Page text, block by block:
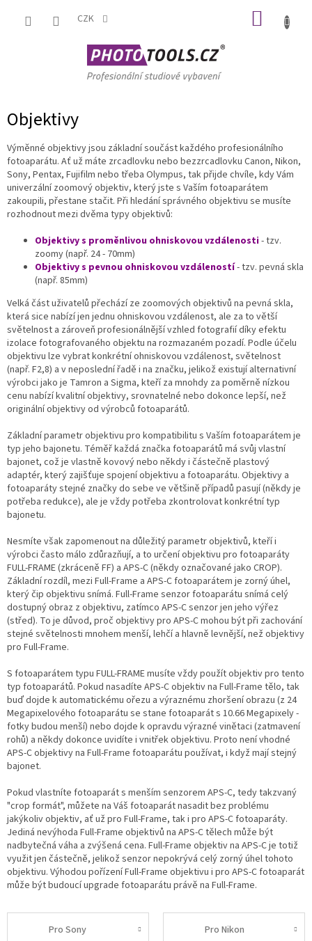
CZK
Objektivy
Výměnné objektivy jsou základní součást každého profesionálního
fotoaparátu. Ať už máte zrcadlovku nebo bezzrcadlovku Canon, Nikon,
Sony, Pentax, Fujifilm nebo třeba Olympus, tak přijde chvíle, kdy Vám
univerzální zoomový objektiv, který jste s Vaším fotoaparátem
zakoupili, přestane stačit. Při hledání správného objektivu se musíte
rozhodnout mezi dvěma typy objektivů:
Objektivy s proměnlivou ohniskovou vzdálenosti- tzv.
zoomy (např. 24 - 70mm)
Objektivy s pevnou ohniskovou vzdáleností- tzv. pevná skla
(např. 85mm)
Velká část uživatelů přechází ze zoomových objektivů na pevná skla,
která sice nabízí jen jednu ohniskovou vzdálenost, ale za to větší
světelnost a zároveň profesionálnější vzhled fotografií díky efektu
izolace fotografovaného objektu na rozmazaném pozadí. Podle účelu
objektivu lze vybrat konkrétní ohniskovou vzdálenost, světelnost
(např. F2,8) a v neposlední řadě i na značku, jelikož existují alternativní
výrobci jako je Tamron a Sigma, kteří za mnohdy za poměrně nízkou
cenu nabízí kvalitní objektivy, srovnatelné nebo dokonce lepší, než
originální objektivy od výrobců fotoaparátů.
Základní parametr objektivu pro kompatibilitu s Vaším fotoaparátem je
typ jeho bajonetu. Téměř každá značka fotoaparátů má svůj vlastní
bajonet, což je vlastně kovový nebo někdy i částečně plastový
adaptér, který zajišťuje spojení objektivu a fotoaparátu. Objektivy a
fotoaparáty stejné značky do sebe ve většině případů pasují (někdy je
potřeba redukce), ale je vždy potřeba zkontrolovat konkrétní typ
bajonetu.
Nesmíte však zapomenout na důležitý parametr objektivů, kteří i
výrobci často málo zdůrazňují, a to určení objektivu pro fotoaparáty
FULL-FRAME (zkráceně FF) a APS-C (někdy označované jako CROP).
Základní rozdíl, mezi Full-Frame a APS-C fotoaparátem je zorný úhel,
který čip objektivu snímá. Full-Frame senzor fotoaparátu snímá celý
dostupný obraz z objektivu, zatímco APS-C senzor jen jeho výřez
(střed). To je důvod, proč objektivy pro APS-C mohou být při zachování
stejné světelnosti mnohem menší, lehčí a hlavně levnější, než objektivy
pro Full-Frame.
S fotoaparátem typu FULL-FRAME musíte vždy použít objektiv pro tento
typ fotoaparátů. Pokud nasadíte APS-C objektiv na Full-Frame tělo, tak
buď dojde k automatickému ořezu a výraznému zhoršení obrazu (z 24
Megapixelového fotoaparátu se stane fotoaparát s 10.66 Megapixely -
fotky budou menší) nebo dojde k opravdu výrazné vinětaci (zatmavení
rohů) a někdy dokonce uvidíte i vnitřek objektivu. Proto není vhodné
APS-C objektivy na Full-Frame fotoaparátu používat, i když mají stejný
bajonet.
Pokud vlastníte fotoaparát s menším senzorem APS-C, tedy takzvaný
"crop formát", můžete na Váš fotoaparát nasadit bez problému
jakýkoliv objektiv, ať už pro Full-Frame, tak i pro APS-C fotoaparáty.
Jediná nevýhoda Full-Frame objektivů na APS-C tělech může být
nadbytečná váha a zvýšená cena. Full-Frame objektiv na APS-C je totiž
využit jen částečně, jelikož senzor nepokrývá celý zorný úhel tohoto
objektivu. Výhodou pořízení Full-Frame objektivu i pro APS-C fotoaparát
může být budoucí upgrade fotoaparátu právě na Full-Frame.
Pro Sony Pro Nikon